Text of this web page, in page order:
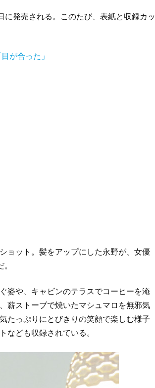
発売される。このたび、表紙と収録カッ
が合った」
ョット。髪をアップにした永野が、女優
姿や、キャビンのテラスでコーヒーを淹
薪ストーブで焼いたマシュマロを無邪気
たっぷりにとびきりの笑顔で楽しむ様子
なども収録されている。